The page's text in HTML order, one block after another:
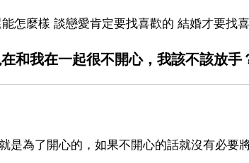
怎麼樣 談戀愛肯定要找喜歡的 結婚才要找喜
和我在一起很不開心，我該不該放手
是為了開心的，如果不開心的話就沒有必要